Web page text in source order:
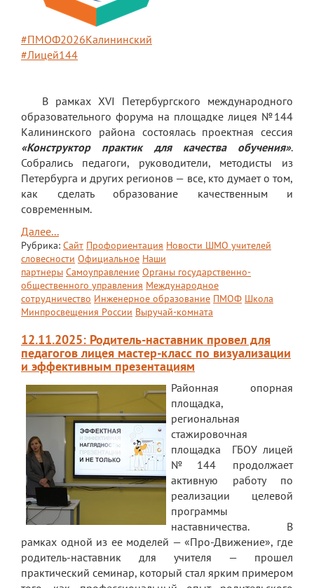
Материально-техническая база
Платные образовательные услуги
Документы
Антимонопольный комплаенс
Уставные документы
Локальные акты
Предписания органов надзора
Страница директора
Предписания органов надзора
Охрана труда
Гостевая книга
Финансово-хозяйственная деятельность
Реализация антикоррупционной
политики
Знак «За вклад в развитие лицея»
Учебный процесс
Начальная школа
Основная и старшая школа
Оценочные процедуры
#ПМОФ2026Калининский
#Лицей144
В рамках XVI Петербургского международного
образовательного форума на площадке лицея №144
Калининского района состоялась проектная сессия
«Конструктор практик для качества обучения».
Собрались педагоги, руководители, методисты из
Петербурга и других регионов — все, кто думает о том,
как сделать образование качественным и
современным.
Далее...
Рубрика: Сайт Профориентация Новости ШМО учителей
словесности Официальное Наши
партнеры Самоуправление Органы государственно-
общественного управления Международное
сотрудничество Инженерное образование ПМОФ Школа
Минпросвещения России Выручай-комната
12.11.2025: Родитель-наставник провел для
педагогов лицея мастер-класс по визуализации
и эффективным презентациям
Районная опорная
площадка,
региональная
стажировочная
площадка ГБОУ лицей
№144 продолжает
активную работу по
реализации целевой
программы
наставничества. В
рамках одной из ее моделей — «Про-Движение», где
родитель-наставник для учителя — прошел
практический семинар, который стал ярким примером